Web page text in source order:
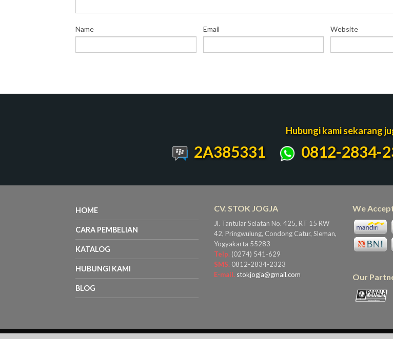
Name Email Website
Hubungi kami sekarang
2A385331 0812-2834-
HOME
CARA PEMBELIAN
KATALOG
HUBUNGI KAMI
BLOG
CV. STOK JOGJA
Jl. Tantular Selatan No. 425, RT 15 RW
42, Pringwulung, Condong Catur, Sleman,
Yogyakarta 55283
Telp. (0274) 541-629
SMS. 0812-2834-2323
E-mail. stokjogja@gmail.com
We
Our